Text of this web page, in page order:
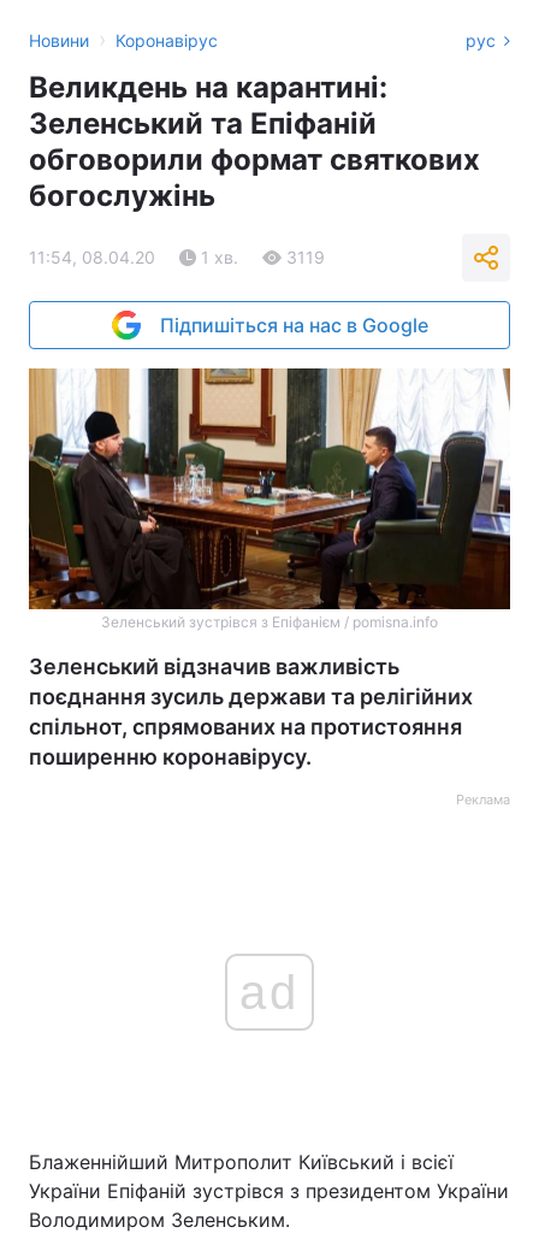
Новини › Коронавірус рус
Великдень на карантині:
Зеленський та Епіфаній
обговорили формат святкових
богослужінь
11:54, 08.04.20 1 хв. 3119
Підпишіться на нас в Google
Зеленський зустрівся з Епіфанієм / pomisna.info
Зеленський відзначив важливість
поєднання зусиль держави та релігійних
спільнот, спрямованих на протистояння
поширенню коронавірусу.
Реклама
ad
Блаженнійший Митрополит Київський і всієї
України Епіфаній зустрівся з президентом України
Володимиром Зеленським.